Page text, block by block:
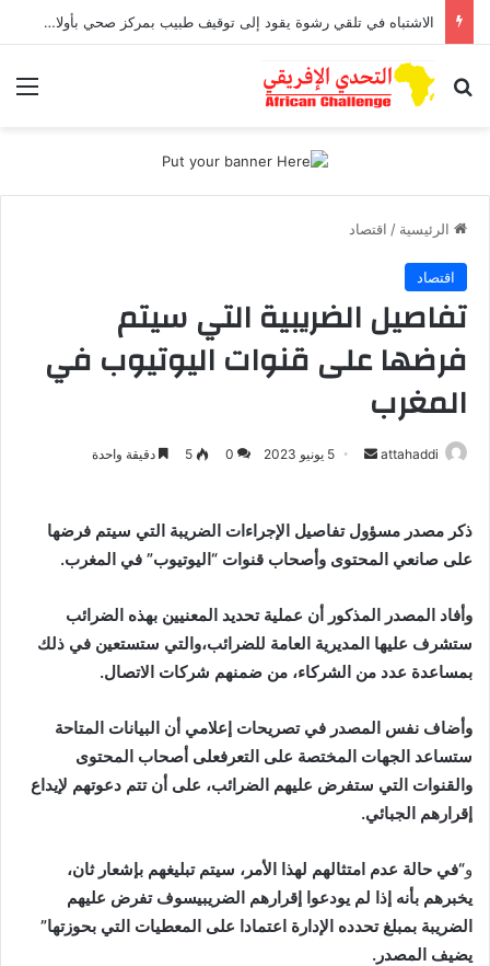
الاشتباه في تلقي رشوة يقود إلى توقيف طبيب بمركز صحي بأولاد افرج
بحث عن
الرئيسية / اقتصاد
اقتصاد
تفاصيل الضريبية التي سيتم
فرضها على قنوات اليوتيوب في
المغرب
attahaddi
أرسل 5 يونيو 2023 0
5 دقيقة واحدة
ذكر مصدر مسؤول تفاصيل الإجراءات الضريبة التي سيتم فرضها
على صانعي المحتوى وأصحاب قنوات “اليوتيوب” في المغرب.
وأفاد المصدر المذكور أن عملية تحديد المعنيين بهذه الضرائب
ستشرف عليها المديرية العامة للضرائب،والتي ستستعين في ذلك
بمساعدة عدد من الشركاء، من ضمنهم شركات الاتصال.
وأضاف نفس المصدر في تصريحات إعلامي أن البيانات المتاحة
ستساعد الجهات المختصة على التعرفعلى أصحاب المحتوى
والقنوات التي ستفرض عليهم الضرائب، على أن تتم دعوتهم لإيداع
إقرارهم الجبائي.
و“في حالة عدم امتثالهم لهذا الأمر، سيتم تبليغهم بإشعار ثان،
يخبرهم بأنه إذا لم يودعوا إقرارهم الضريبيسوف تفرض عليهم
الضريبة بمبلغ تحدده الإدارة اعتمادا على المعطيات التي بحوزتها”
يضيف المصدر.